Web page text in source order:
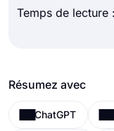
Temps de lecture
Résumez avec
ChatGPT